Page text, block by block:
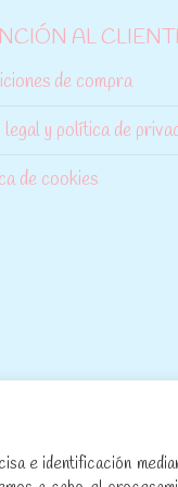
AL
de compra
y política de
de cookies
id=1]
e identificación